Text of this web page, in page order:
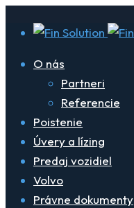
O nás
Partneri
Referencie
Poistenie
Úvery a lízing
Predaj vozidiel
Volvo
Právne dokumenty